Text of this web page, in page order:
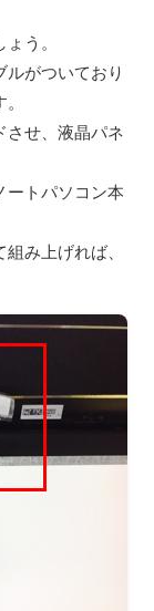
う。
がついており
させ、液晶パネ
ートパソコン本
み上げれば、